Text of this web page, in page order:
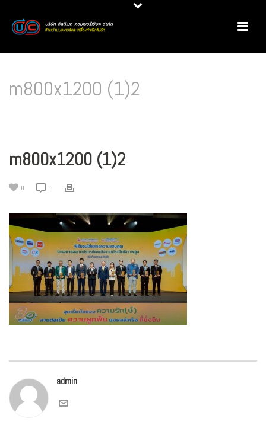
m800x1200 (1)2
m800x1200 (1)2
0 0
admin